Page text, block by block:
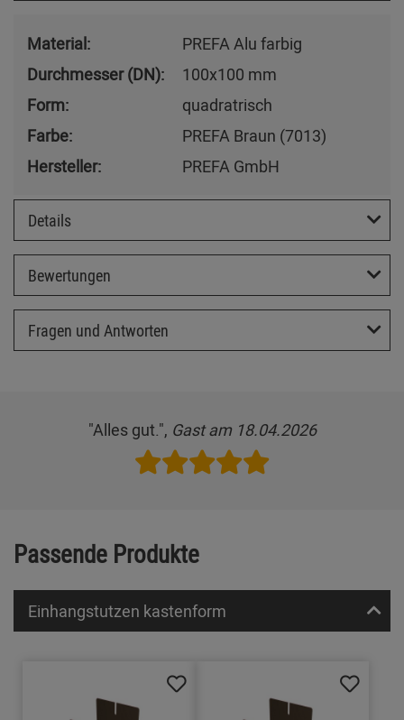
Material:
PREFA Alu farbig
Durchmesser (DN):
100x100 mm
Form:
quadratrisch
Farbe:
PREFA Braun (7013)
Hersteller:
PREFA GmbH
Details
Bewertungen
Fragen und Antworten
"Alles gut.", Gast am 18.04.2026
Passende Produkte
Einhangstutzen kastenform